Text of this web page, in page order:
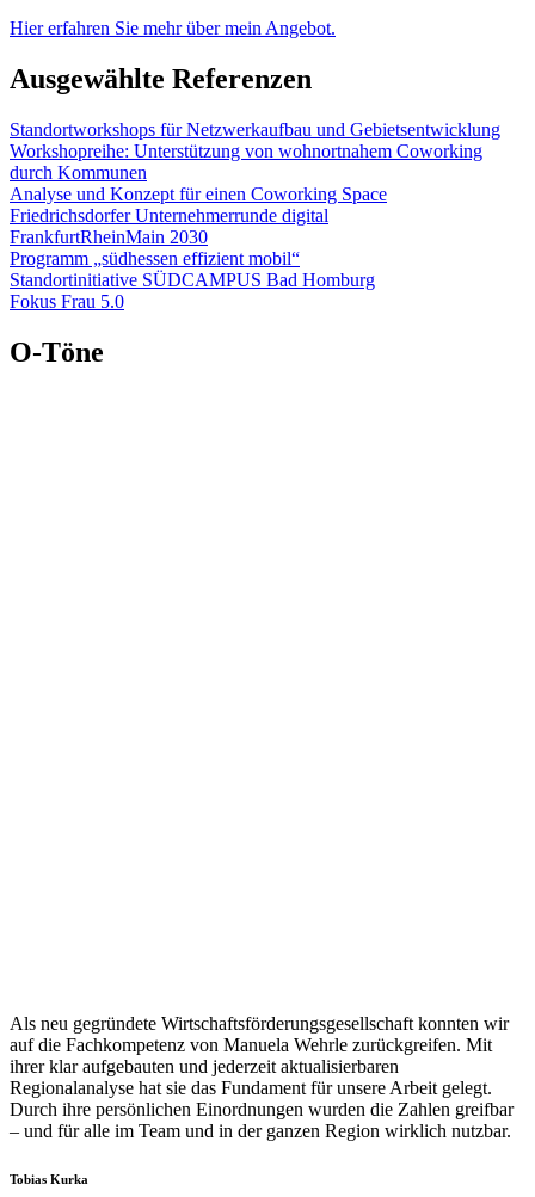
Hier erfahren Sie mehr über mein Angebot.
Ausgewählte Referenzen
Standortworkshops für Netzwerkaufbau und Gebietsentwicklung
Workshopreihe: Unterstützung von wohnortnahem Coworking
durch Kommunen
Analyse und Konzept für einen Coworking Space
Friedrichsdorfer Unternehmerrunde digital
FrankfurtRheinMain 2030
Programm „südhessen effizient mobil“
Standortinitiative SÜDCAMPUS Bad Homburg
Fokus Frau 5.0
O-Töne
Als neu gegründete Wirtschaftsförderungsgesellschaft konnten wir
auf die Fachkompetenz von Manuela Wehrle zurückgreifen. Mit
ihrer klar aufgebauten und jederzeit aktualisierbaren
Regionalanalyse hat sie das Fundament für unsere Arbeit gelegt.
Durch ihre persönlichen Einordnungen wurden die Zahlen greifbar
– und für alle im Team und in der ganzen Region wirklich nutzbar.
Tobias Kurka